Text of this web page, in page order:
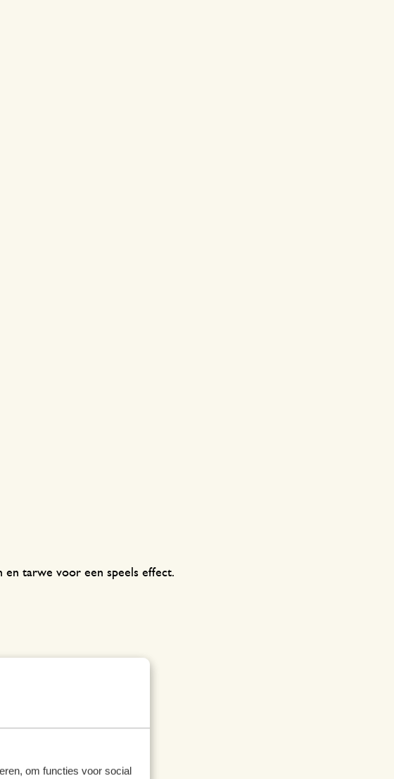
om functies voor social
en tarwe voor een speels effect.